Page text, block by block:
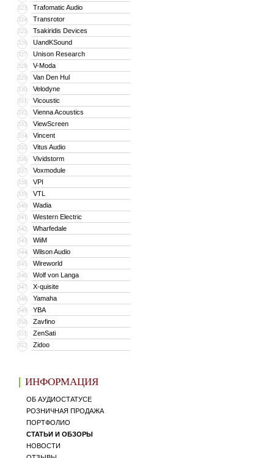
323 Trafomatic Audio
324 Transrotor
325 Tsakiridis Devices
326 UandKSound
327 Unison Research
328 V-Moda
329 Van Den Hul
330 Velodyne
331 Vicoustic
332 Vienna Acoustics
333 ViewScreen
334 Vincent
335 Vitus Audio
336 Vividstorm
337 Voxmodule
338 VPI
339 VTL
340 Wadia
341 Western Electric
342 Wharfedale
343 WiiM
344 Wilson Audio
345 Wireworld
346 Wolf von Langa
347 X-quisite
348 Yamaha
349 YBA
350 Zavfino
351 ZenSati
352 Zidoo
ИНФОРМАЦИЯ
ОБ АУДИОСТАТУСЕ
РОЗНИЧНАЯ ПРОДАЖА
ПОРТФОЛИО
СТАТЬИ И ОБЗОРЫ
НОВОСТИ